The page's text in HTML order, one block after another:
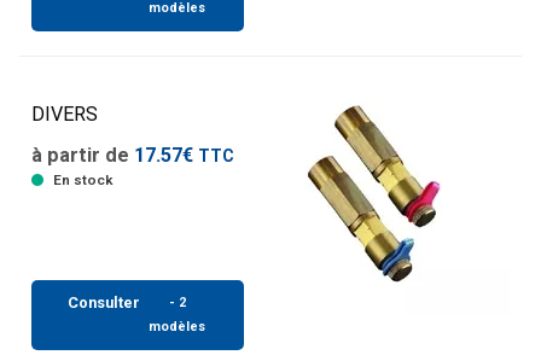
modèles
DIVERS
à partir de 17.57€ TTC
En stock
Consulter
- 2
modèles